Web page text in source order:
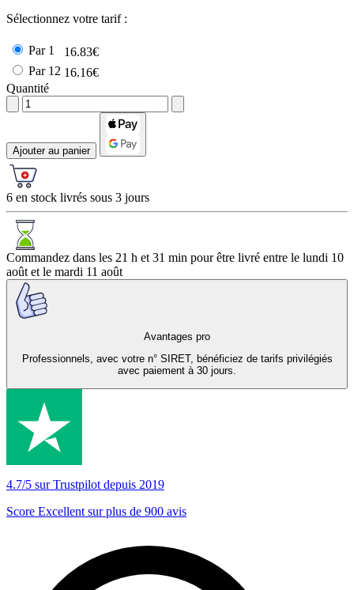
Sélectionnez votre tarif :
Par 1
16.83€
Par 12 16.16€
Quantité
Ajouter au panier
6 en stock livrés sous 3 jours
Commandez dans les 21 h et 31 min pour être livré entre le lundi 10
aoûtet le mardi 11 août
Avantages pro
Professionnels, avec votre n° SIRET, bénéficiez de tarifs privilégiés
avec paiement à 30 jours.
4.7/5 sur Trustpilot depuis 2019
Score Excellent sur plus de 900 avis